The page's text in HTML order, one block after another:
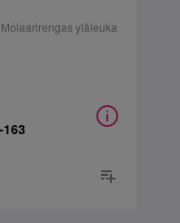
yläleuka